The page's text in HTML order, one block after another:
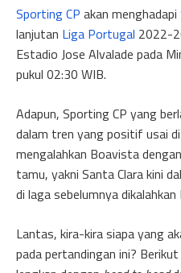
Sporting CP akan menghadapi
lanjutan Liga Portugal 2022-
Estadio Jose Alvalade pada
pukul 02:30 WIB.
Adapun, Sporting CP yang
dalam tren yang positif usai
mengalahkan Boavista
tamu, yakni Santa Clara kini
di laga sebelumnya
Lantas, kira-kira siapa yang
pada pertandingan ini?